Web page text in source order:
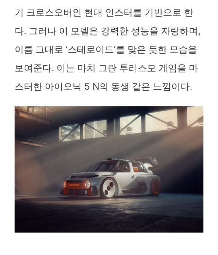
기 크로스오버인 현대 인스터를 기반으로 한
다. 그러나 이 모델은 강력한 성능을 자랑하며,
이름 그대로 ‘스테로이드’를 맞은 듯한 모습을
보여준다. 이는 마치 그란 투리스모 게임을 마
스터한 아이오닉 5 N의 동생 같은 느낌이다.